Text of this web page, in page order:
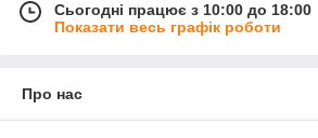
Сьогодні працює з 10:00 до 18:00
Показати весь графік роботи
Про нас